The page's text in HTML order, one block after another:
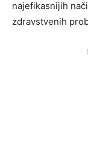
najefikasnijih
zdravstvenih